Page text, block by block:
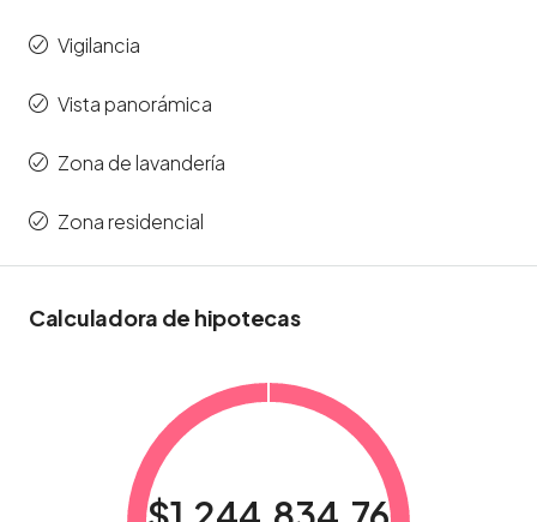
Vigilancia
Vista panorámica
Zona de lavandería
Zona residencial
Calculadora de hipotecas